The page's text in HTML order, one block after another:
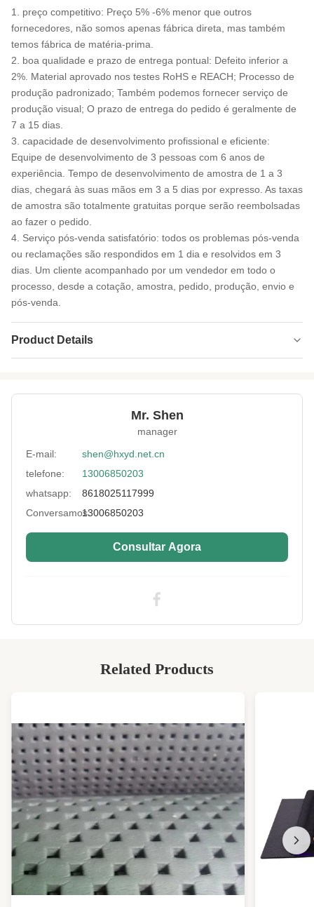
1. preço competitivo: Preço 5% -6% menor que outros
fornecedores, não somos apenas fábrica direta, mas também
temos fábrica de matéria-prima.
2. boa qualidade e prazo de entrega pontual: Defeito inferior a
2%. Material aprovado nos testes RoHS e REACH; Processo de
produção padronizado; Também podemos fornecer serviço de
produção visual; O prazo de entrega do pedido é geralmente de
7 a 15 dias.
3. capacidade de desenvolvimento profissional e eficiente:
Equipe de desenvolvimento de 3 pessoas com 6 anos de
experiência. Tempo de desenvolvimento de amostra de 1 a 3
dias, chegará às suas mãos em 3 a 5 dias por expresso. As taxas
de amostra são totalmente gratuitas porque serão reembolsadas
ao fazer o pedido.
4. Serviço pós-venda satisfatório: todos os problemas pós-venda
ou reclamações são respondidos em 1 dia e resolvidos em 3
dias. Um cliente acompanhado por um vendedor em todo o
processo, desde a cotação, amostra, pedido, produção, envio e
pós-venda.
Product Details
Name: tela do neopreno
Nylon, poliéster, lacra, spandex, algodão
Size Of Neoprene: personalizado
Application:
Cotovelos e joelheiras, aparelhos ortopédicos,
Neoprene Color: preto, branco, colorido
High Light: Tecido de Neoprene à Prova d'Água 20mm
Tecido de Neoprene à Prova d'Água 0
Mr. Shen
manager
E-mail:
shen@hxyd.net.cn
telefone:
13006850203
whatsapp:
8618025117999
Conversamos:13006850203
Consultar Agora
Related Products